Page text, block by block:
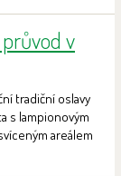
v
tradiční oslavy
s lampionovým
areálem